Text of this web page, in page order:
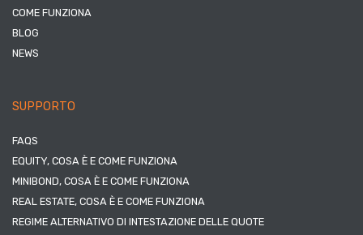
COME FUNZIONA
BLOG
NEWS
SUPPORTO
FAQS
EQUITY, COSA È E COME FUNZIONA
MINIBOND, COSA È E COME FUNZIONA
REAL ESTATE, COSA È E COME FUNZIONA
REGIME ALTERNATIVO DI INTESTAZIONE DELLE QUOTE